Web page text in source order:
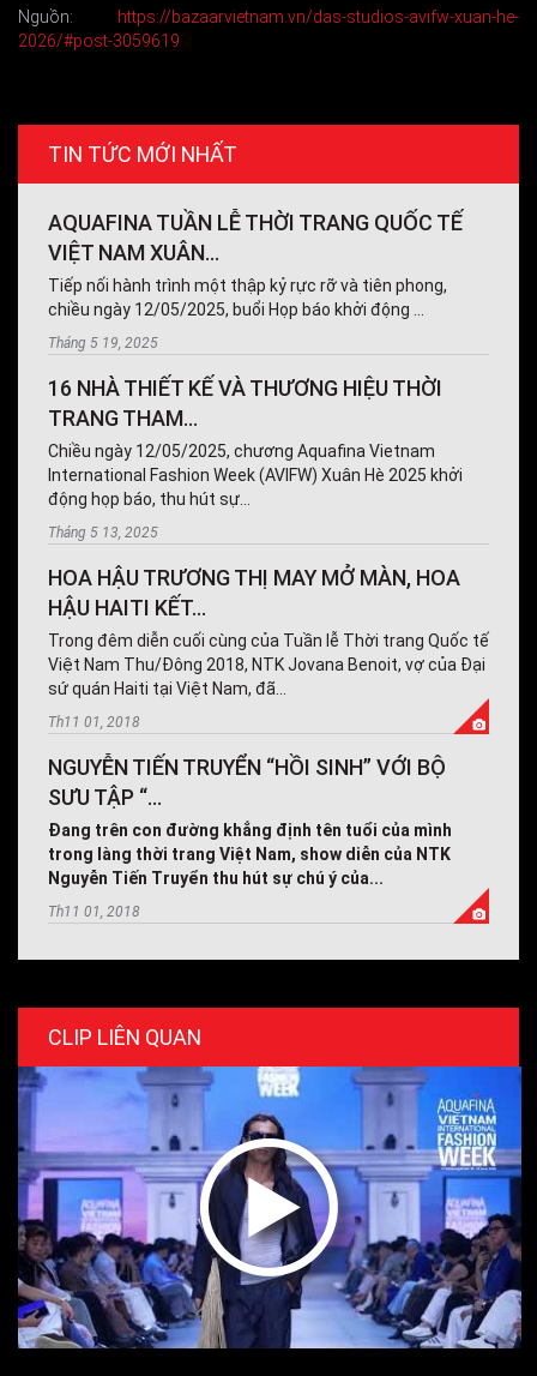
Nguồn:
https://bazaarvietnam.vn/das-studios-avifw-xuan-he-
2026/#post-3059619
TIN TỨC MỚI NHẤT
AQUAFINA TUẦN LỄ THỜI TRANG QUỐC TẾ
VIỆT NAM XUÂN...
Tiếp nối hành trình một thập kỷ rực rỡ và tiên phong,
chiều ngày 12/05/2025, buổi Họp báo khởi động ...
Tháng 5 19, 2025
16 NHÀ THIẾT KẾ VÀ THƯƠNG HIỆU THỜI
TRANG THAM...
Chiều ngày 12/05/2025, chương Aquafina Vietnam
International Fashion Week (AVIFW) Xuân Hè 2025 khởi
động họp báo, thu hút sự...
Tháng 5 13, 2025
HOA HẬU TRƯƠNG THỊ MAY MỞ MÀN, HOA
HẬU HAITI KẾT...
Trong đêm diễn cuối cùng của Tuần lễ Thời trang Quốc tế
Việt Nam Thu/Đông 2018, NTK Jovana Benoit, vợ của Đại
sứ quán Haiti tại Việt Nam, đã...
Th11 01, 2018
NGUYỄN TIẾN TRUYỂN “HỒI SINH” VỚI BỘ
SƯU TẬP “...
Đang trên con đường khẳng định tên tuổi của mình
trong làng thời trang Việt Nam, show diễn của NTK
Nguyễn Tiến Truyển thu hút sự chú ý của...
Th11 01, 2018
CLIP LIÊN QUAN